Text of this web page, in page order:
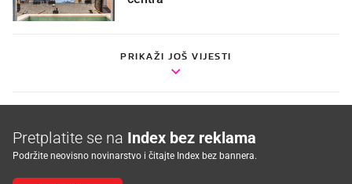
PRIKAŽI JOŠ VIJESTI
Pretplatite se na Index bez reklama
Podržite neovisno novinarstvo i čitajte Index bez bannera.